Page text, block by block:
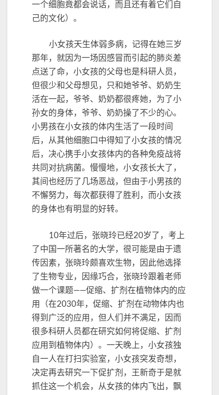
一个细胞竟都会说话，而且还有着它们自
己的文化）。
小女孩天生体弱多病，记得在她三岁
那年，就因为一场因感冒而引起的肺炎差
点送了命，小女孩的父母也是科研人员，
但很少和父母想见，只和她爷爷、奶奶生
活在一起，爷爷、奶奶都很疼她，为了小
孙女的身体，爷爷、奶奶操了不少的心。
小男孩在小女孩的体内生活了一段时间
后，从其他细胞口中得知了小女孩的情况
后，决心携手小女孩体内的各种免疫战将
共同对抗病菌。慢慢地，小女孩长大了，
其间也经历了几场恶战，但由于小男孩的
不懈努力，每次都获得了胜利，而小女孩
的身体也有明显的好转。
10年过后，张晓玲已经20岁了，考上
了中国一所著名的大学，很可能是由于遗
传因素，张晓玲颇喜欢生物，因此他选择
了生物专业，因缘巧合，张晓玲跟着老师
做一个课题——促缩、扩剂在植物体内的应
用（在2030年，促缩、扩剂在动物体内也
得到广泛的应用，但人们并不满足，因而
很多科研人员都在研究如何将促缩、扩剂
应用到植物体内）。一天晚上，小女孩独
自一人在打扫实验室，小女孩突发奇想，
决定再去研究一下促扩剂，王新奇于是就
抓住这一个机会，从女孩的体内飞出，飘